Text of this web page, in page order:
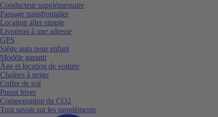
Conducteur supplémentaire
Passage transfrontalier
Location aller simple
Livraison à une adresse
GPS
Siège auto pour enfant
Modèle garanti
Âge et location de voiture
Chaînes à neige
Coffre de toit
Pneus hiver
Compensation du CO2
Tout savoir sur les suppléments